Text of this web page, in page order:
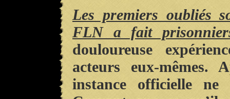
Les premiers oubliés
FLN a fait
douloureuse
acteurs eux-mêmes.
instance officielle ne